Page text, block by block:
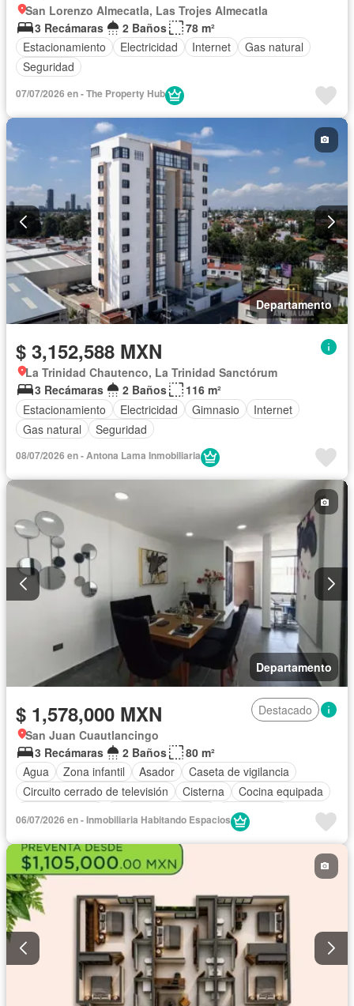
San Lorenzo Almecatla, Las Trojes Almecatla
3 Recámaras
2 Baños
78 m²
Estacionamiento
Electricidad Internet
Gas natural
Seguridad
07/07/2026 en - The Property Hub
Departamento
$ 3,152,588 MXN
La Trinidad Chautenco, La Trinidad Sanctórum
3 Recámaras
2 Baños
116 m²
Estacionamiento
Electricidad Gimnasio
Internet
Gas natural
Seguridad
08/07/2026 en - Antona Lama Inmobiliaria
Departamento
$ 1,578,000 MXN
Destacado
San Juan Cuautlancingo
3 Recámaras
2 Baños
80 m²
Agua
Zona infantil Asador
Caseta de vigilancia
Circuito cerrado de televisión
Cisterna
Cocina equipada
Electricidad
Jardín
Recámara con closet
Sala polivalente
Seguridad
Televisión por cable
Terraza
Vista panorámica Wifi
Sin amueblar
06/07/2026 en - Inmobiliaria Habitando Espacios